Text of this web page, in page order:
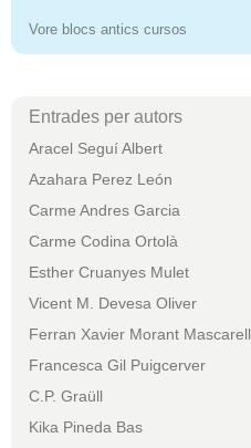
Vore blocs antics cursos
Entrades per autors
Aracel Seguí Albert
Azahara Perez León
Carme Andres Garcia
Carme Codina Ortolà
Esther Cruanyes Mulet
Vicent M. Devesa Oliver
Ferran Xavier Morant Mascarell
Francesca Gil Puigcerver
C.P. Graüll
Kika Pineda Bas